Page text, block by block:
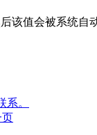
该值会被系统自
。
页